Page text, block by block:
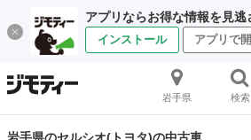
アプリならお得な情報を見逃
インストール アプリで
岩手県 検索